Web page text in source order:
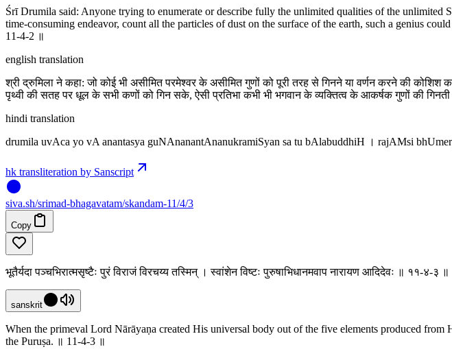
Śrī Drumila said: Anyone trying to enumerate or describe fully the unlimited qualities of the
time-consuming endeavor, count all the particles of dust on the surface of the earth, such a genius
11-4-2 ॥
english translation
श्री द्रुमिला ने कहा: जो कोई भी असीमित परमेश्वर के असीमित गुणों को पूरी तरह से गिनने या वर्णन करने की
पृथ्वी की सतह पर धूल के सभी कणों को गिन सके, ऐसी प्रतिभा कभी भी भगवान के व्यक्तित्व के आकर्षक गुणों की
hindi translation
drumila uvAca yo vA anantasya guNAnanantAnanukramiSyan sa tu bAlabuddhiH । rajAMsi
hk transliteration by Sanscript
siva.sh/srimad-bhagavatam/skandam-11/4/3
Copy
भूतैर्यदा पञ्चभिरात्मसृष्टैः पुरं विराजं विरचय्य तस्मिन् । स्वांशेन विष्टः पुरुषाभिधानमवाप नारायण आदिदेवः ॥ ११-४-३ ॥
sanskrit
When the primeval Lord Nārāyaṇa created His universal body out of the five elements produced
the Puruṣa. ॥ 11-4-3 ॥